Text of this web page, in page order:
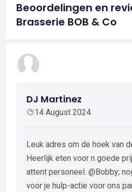
Beoordelingen en
Brasserie BOB & Co
DJ Martinez
14 August 2024
Leuk adres om de hoek van
Heerlijk eten voor n goede
attent personeel. @Bobby;
voor je hulp-actie voor ons